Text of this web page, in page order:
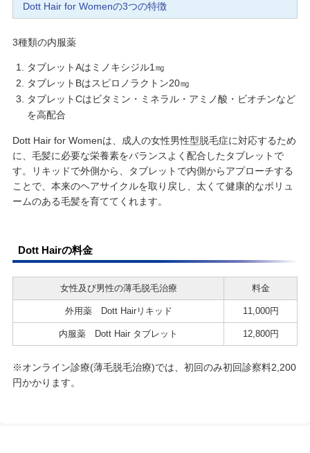
Dott Hair for Womenの3つの特徴
3種類の内服薬
タブレットAはミノキシジル1㎎
タブレットBはスピロノラクトン20㎎
タブレットCはビタミン・ミネラル・アミノ酸・ビオチンなど
を高配合
Dott Hair for Womenは、成人の女性男性型脱毛症に対応するため
に、毛髪に必要な栄養素をバランスよく配合したタブレットで
す。リキッドで外側から、タブレットで内側からアプローチする
ことで、本来のヘアサイクルを取り戻し、太くて健康的なボリュ
ームのある毛髪を育ててくれます。
Dott Hairの料金
女性及び男性の薄毛脱毛治療 料金
外用薬 Dott Hairリキッド 11,000円
内服薬 Dott Hair タブレット 12,800円
※オンライン診療(薄毛脱毛治療)では、初回のみ初回診察料2,200
円かかります。